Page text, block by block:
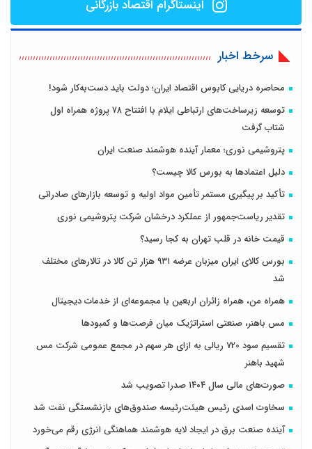
اینستاگرام اقتصاد بازرگانی
سرخط اخبار
محاصره دریایی کابوس اقتصاد ایران؛ دولت باید دست‌به‌کار شود!
توسعه زیرساخت‌های ارتباطی ایلام با افتتاح ۷۸ پروژه همراه اول
شتاب گرفت
پتروشیمی نوری؛ معمار آینده هوشمند صنعت ایران
دلیل اعتمادها به بورس کالا چیست؟
تأکید بر پیگیری مستمر تأمین مواد اولیه و توسعه بازارهای صادراتی
تقدیر ریاست‌جمهور از عملکرد درخشان شرکت پتروشیمی نوری
قیمت خانه در قلب تهران به کجا رسید؟
بورس کالای ایران میزبان عرضه ۹۳۱ هزار تن کالا در تالارهای مختلف
شد
همراه من، همراه زائران اربعین با مجموعه‌ای از خدمات دیجیتال
مس باهنر، صنعتی استراتژیک میان فرصت‌ها و کمبودها
تقسیم سود 720 ریالی به ازای هر سهم در مجمع عمومی شرکت مس
شهید باهنر
صورت‌های مالی سال ۱۴۰۴ صدرا تصویب شد
سخاوت اسدی رئیس هیئت‌رئیسه صندوق‌های بازنشستگی نفت شد
آینده صنعت برق در ایجاد لایه هوشمند هماهنگی انرژی رقم می‌خورد